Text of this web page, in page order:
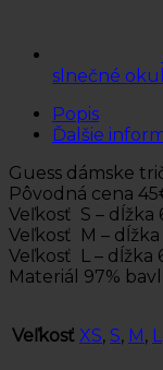
slnečné
Popis
Ďalšie
Guess dámske
Pôvodná cena
Veľkosť S – dĺžka
Veľkosť M –
Veľkosť L – dĺžka
Materiál 97%
Veľkosť XS, S, M, L